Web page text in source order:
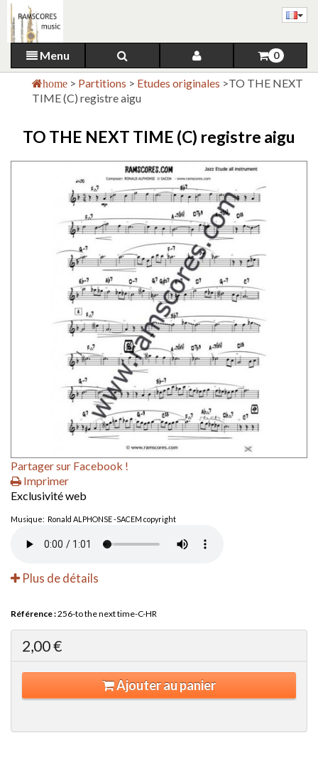
Menu 0
home > Partitions > Etudes originales >TO THE NEXT
TIME (C) registre aigu
TO THE NEXT TIME (C) registre aigu
Partager sur Facebook !
Imprimer
Exclusivité web
Musique: Ronald ALPHONSE -SACEM copyright
Plus de détails
Référence :256-to the next time-C-HR
2,00 €
Ajouter au panier